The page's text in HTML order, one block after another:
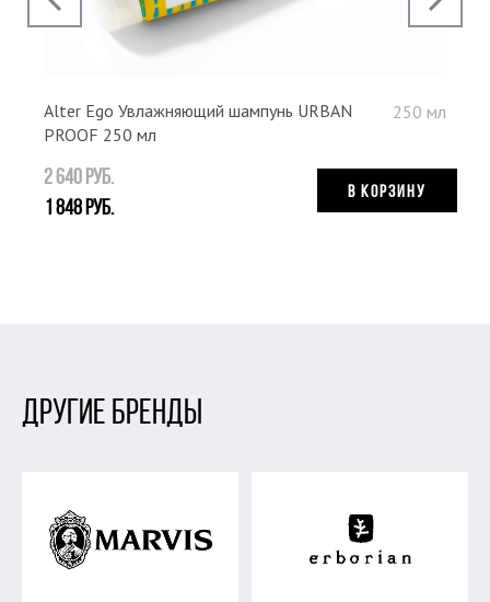
Alter Ego Увлажняющий шампунь URBAN
PROOF 250 мл
250 мл
2 640 руб.
1 848 руб.
В КОРЗИНУ
›
ДРУГИЕ БРЕНДЫ